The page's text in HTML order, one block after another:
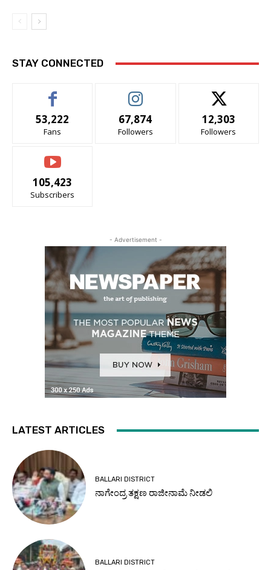
STAY CONNECTED
53,222
Fans
67,874
Followers
12,303
Followers
105,423
Subscribers
- Advertisement -
LATEST ARTICLES
BALLARI DISTRICT
ನಾಗೇಂದ್ರ ತಕ್ಷಣ ರಾಜೀನಾಮೆ ನೀಡಲಿ
BALLARI DISTRICT